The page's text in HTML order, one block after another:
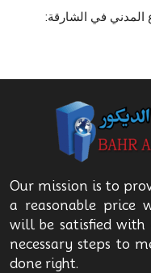
المدني في الشارقة:
Our mission is to
a reasonable price
will be satisfied with
necessary steps to
done right.